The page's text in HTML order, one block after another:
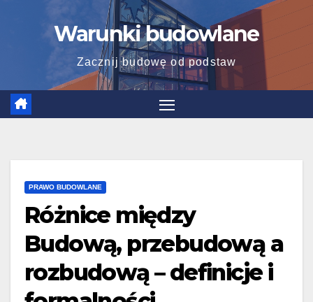
Warunki budowlane
Zacznij budowę od podstaw
PRAWO BUDOWLANE
Różnice między
Budową, przebudową a
rozbudową – definicje i